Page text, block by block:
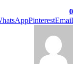
0
PinterestEmail